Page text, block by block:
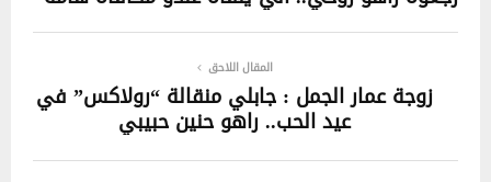
المقال اللاحق
زوجة عمار الجمل : جابلي منقالة “رولاكس” في
عيد الحب.. راهو حنين حبيبي